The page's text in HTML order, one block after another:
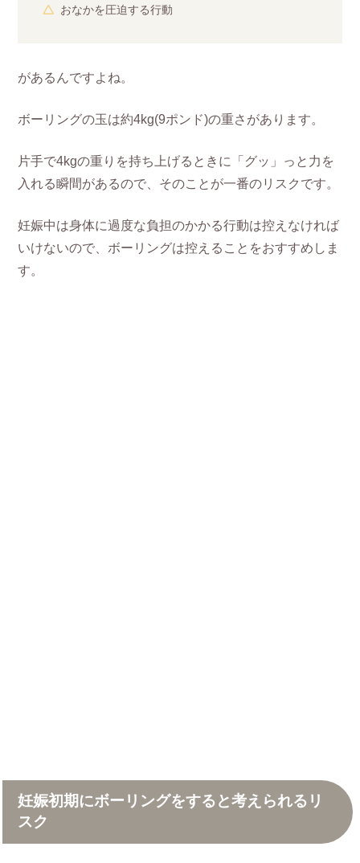
おなかを圧迫する行動
があるんですよね。
ボーリングの玉は約4kg(9ポンド)の重さがあります。
片手で4kgの重りを持ち上げるときに「グッ」っと力を
入れる瞬間があるので、そのことが一番のリスクです。
妊娠中は身体に過度な負担のかかる行動は控えなければ
いけないので、ボーリングは控えることをおすすめしま
す。
妊娠初期にボーリングをすると考えられるリ
スク